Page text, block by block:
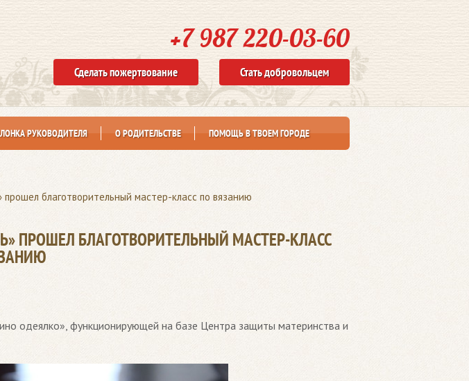
+7 987 220-03-60
Стать добровольцем
Сделать пожертвование
РУКОВОДИТЕЛЯ О РОДИТЕЛЬСТВЕ ПОМОЩЬ В ТВОЕМ ГОРОДЕ
благотворительный мастер-класс по вязанию
ПРОШЕЛ БЛАГОТВОРИТЕЛЬНЫЙ МАСТЕР-КЛАСС
одеялко», функционирующей на базе Центра защиты материнства и